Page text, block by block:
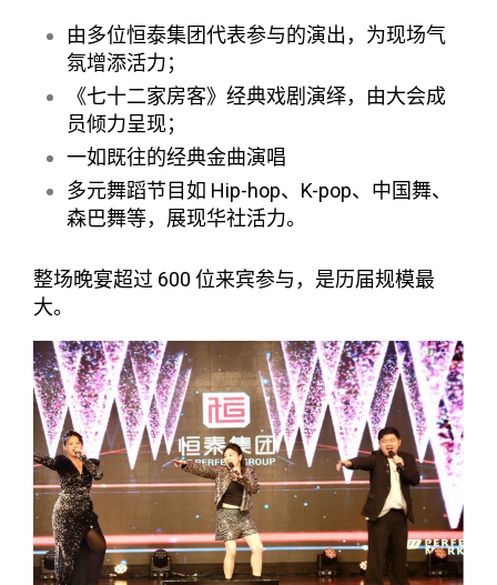
由多位恒泰集团代表参与的演出，为现场气
氛增添活力；
《七十二家房客》经典戏剧演绎，由大会成
员倾力呈现；
一如既往的经典金曲演唱
多元舞蹈节目如 Hip-hop、K-pop、中国舞、
森巴舞等，展现华社活力。
整场晚宴超过 600 位来宾参与，是历届规模最
大。